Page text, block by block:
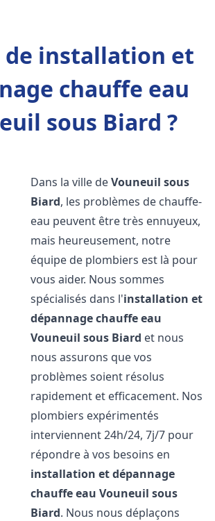
de installation et
chauffe eau
sous Biard ?
Dans la ville deVouneuil sous
Biard, les problèmes de chauffe-
eau peuvent être très ennuyeux,
mais heureusement, notre
équipe de plombiers est là pour
vous aider. Nous sommes
spécialisés dans l'installation et
dépannage chauffe eau
Vouneuil sous Biard et nous
nous assurons que vos
problèmes soient résolus
rapidement et efficacement. Nos
plombiers expérimentés
interviennent 24h/24, 7j/7 pour
répondre à vos besoins en
installation et dépannage
chauffe eau Vouneuil sous
Biard. Nous nous déplaçons